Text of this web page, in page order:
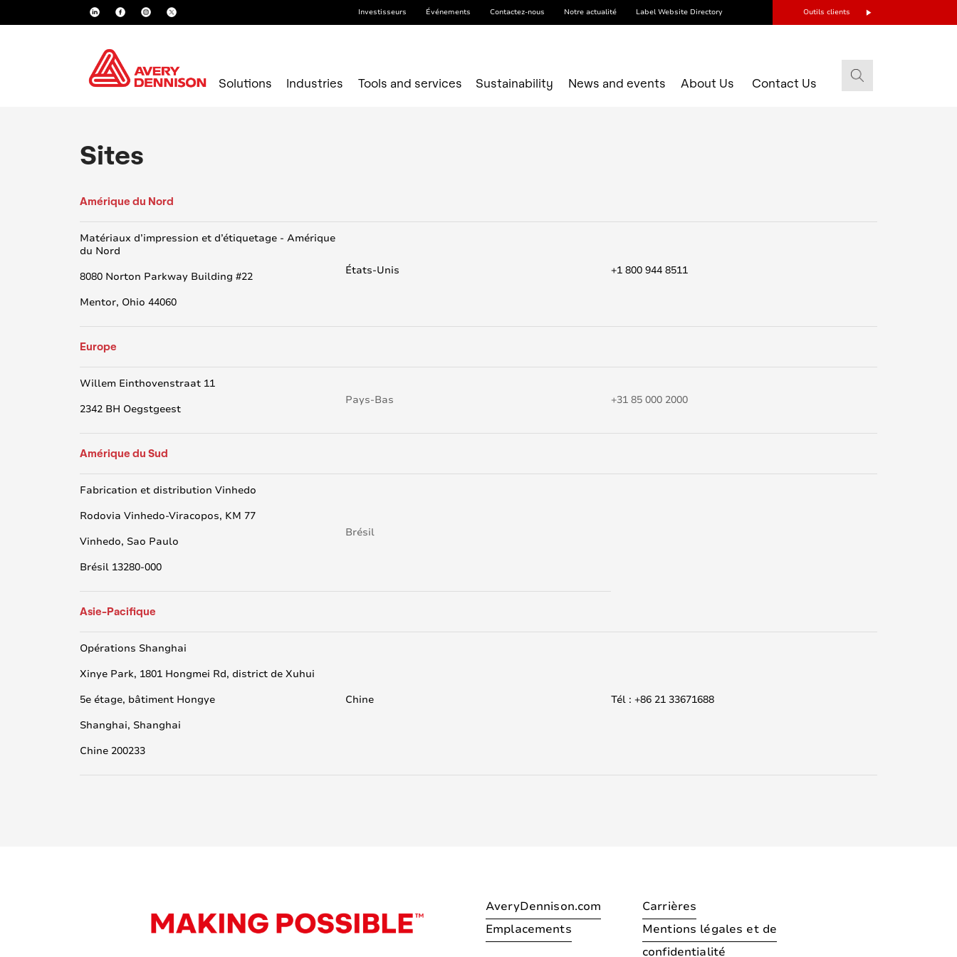
Investisseurs Événements Contactez-nous Notre actualité Label Website Directory Outils clients
Solutions Industries Tools and services Sustainability News and events About Us Contact Us
Sites
Amérique du Nord
Matériaux d’impression et d’étiquetage - Amérique
du Nord
8080 Norton Parkway Building #22
Mentor, Ohio 44060
États-Unis +1 800 944 8511
Europe
Willem Einthovenstraat 11
2342 BH Oegstgeest
Pays-Bas +31 85 000 2000
Amérique du Sud
Fabrication et distribution Vinhedo
Rodovia Vinhedo-Viracopos, KM 77
Vinhedo, Sao Paulo
Brésil 13280-000
Brésil
Asie-Pacifique
Opérations Shanghai
Xinye Park, 1801 Hongmei Rd, district de Xuhui
5e étage, bâtiment Hongye
Shanghai, Shanghai
Chine 200233
Chine Tél : +86 21 33671688
AveryDennison.com
Carrières
Emplacements
Mentions légales et de
confidentialité